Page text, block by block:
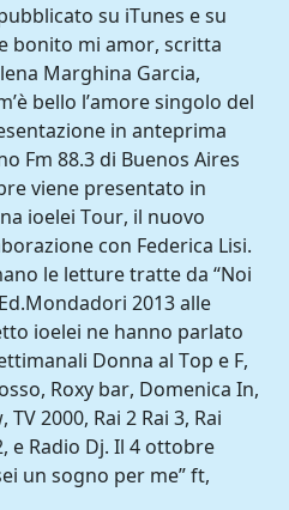
su iTunes e su
bonito mi amor, scritta
Marghina Garcia,
bello l’amore singolo del
in anteprima
Fm 88.3 di Buenos Aires
viene presentato in
ioelei Tour, il nuovo
con Federica Lisi.
le letture tratte da “Noi
2013 alle
ioelei ne hanno parlato
Donna al Top e F,
Roxy bar, Domenica In,
2000, Rai 2 Rai 3, Rai
e Radio Dj. Il 4 ottobre
un sogno per me” ft,